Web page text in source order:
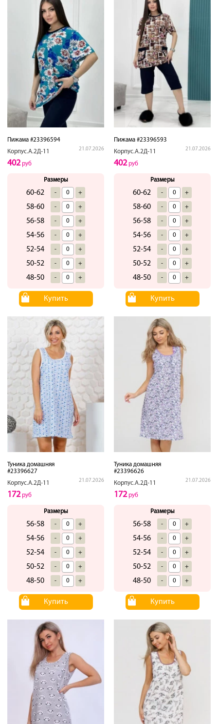
Пижама #23396594
Корпус.А.2Д-11
21.07.2026
402руб
Размеры
60-62 - +
58-60 - +
56-58 - +
54-56 - +
52-54 - +
50-52 - +
48-50 - +
Купить
Пижама #23396593
Корпус.А.2Д-11
21.07.2026
402руб
Размеры
60-62 - +
58-60 - +
56-58 - +
54-56 - +
52-54 - +
50-52 - +
48-50 - +
Купить
Туника домашняя
#23396627
Корпус.А.2Д-11
21.07.2026
172руб
Размеры
56-58 - +
54-56 - +
52-54 - +
50-52 - +
48-50 - +
Купить
Туника домашняя
#23396626
Корпус.А.2Д-11
21.07.2026
172руб
Размеры
56-58 - +
54-56 - +
52-54 - +
50-52 - +
48-50 - +
Купить